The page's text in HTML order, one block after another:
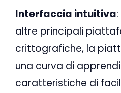
Interfaccia intuitiva
altre principali
crittografiche, la
una curva di
caratteristiche di